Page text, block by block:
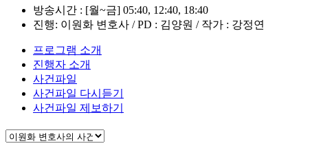
방송시간 : [월~금] 05:40, 12:40, 18:40
진행: 이원화 변호사 / PD : 김양원 / 작가 : 강정연
프로그램 소개
진행자 소개
사건파일
사건파일 다시듣기
사건파일 제보하기